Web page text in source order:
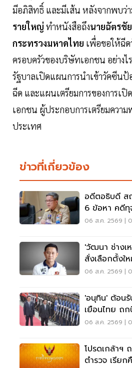
มีอภิสิทธิ์ และมีเส้น หลังจากพบว่
รายใหญ่ ทำหนังสือถึงนายฉัตรชั
กระทรวงมหาดไทย เพื่อขอให้ฉี
ครอบครัวของบริษัทเอกชน อย่างไ
รัฐบาลเปิดแผนการนำเข้าวัคซีนป้
ฉีด และแผนเตรียมการของการเปิ
เอกชน ผู้ประกอบการเตรียมความ
ประเทศ
ข่าวที่เกี่ยวข้อง
อดีตอธิบดี ส
6 ข้อหา คดี
06 ส.ค. 2569 |
'วัฒนา ช่างเ
สั่งเลือกตั้งใ
อบจ.ขอนแก่น
06 ส.ค. 2569 |
'อนุทิน' ต้อน
เยือนไทย ถ
พลังงาน-กา
06 ส.ค. 2569 |
โปรดเกล้าฯ
ตำรวจ เรียก